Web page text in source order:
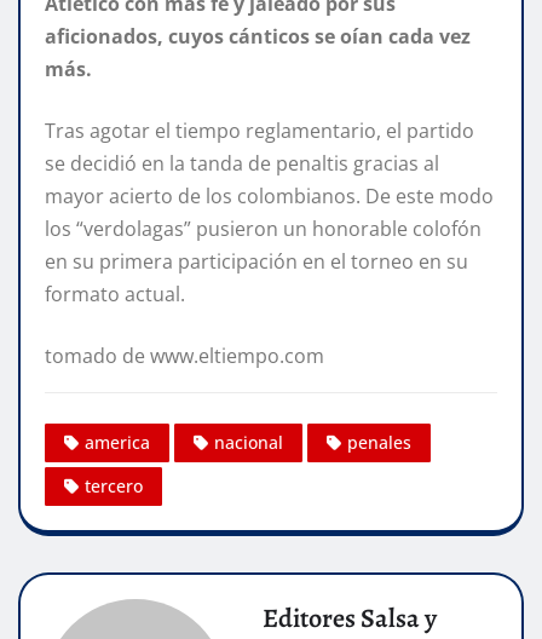
aficionados, cuyos cánticos se oían cada vez
más.
Tras agotar el tiempo reglamentario, el partido
se decidió en la tanda de penaltis gracias al
mayor acierto de los colombianos. De este modo
los “verdolagas” pusieron un honorable colofón
en su primera participación en el torneo en su
formato actual.
tomado de www.eltiempo.com
america nacional
penales
tercero
Editores Salsa y